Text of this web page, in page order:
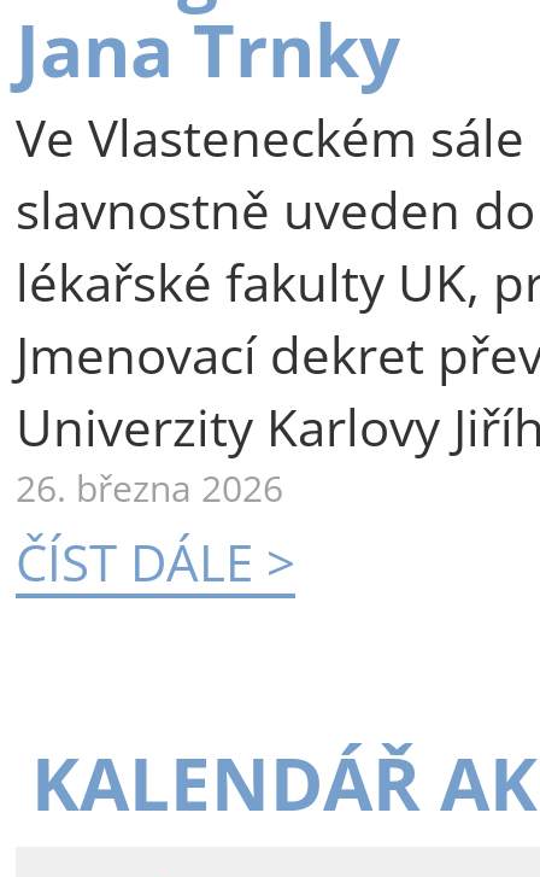
Jana Trnky
Ve Vlasteneckém
slavnostně uveden
lékařské fakulty UK,
Jmenovací dekret
Univerzity Karlovy
26. března 2026
ČÍST DÁLE >
KALENDÁŘ